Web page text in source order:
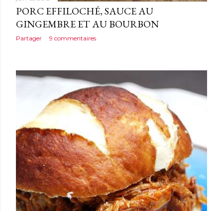
PORC EFFILOCHÉ, SAUCE AU
GINGEMBRE ET AU BOURBON
Partager 9 commentaires